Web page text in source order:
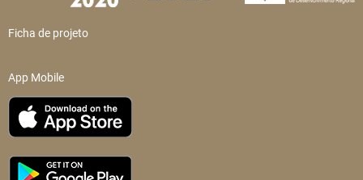
Ficha de projeto
App Mobile